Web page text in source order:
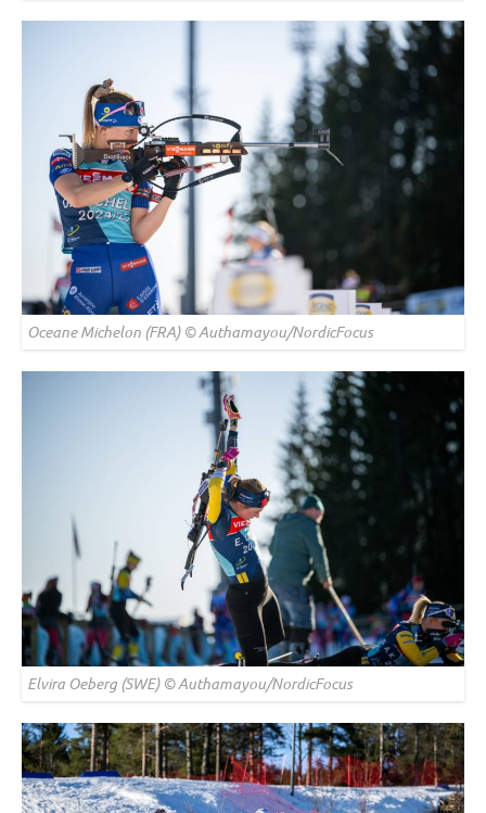
Oceane Michelon (FRA) © Authamayou/NordicFocus
Elvira Oeberg (SWE) © Authamayou/NordicFocus